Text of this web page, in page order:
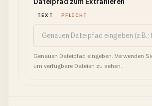
TEXT PFLICHT
Genauen Dateipfad eingeben. Verwenden
um verfügbare Dateien zu sehen.